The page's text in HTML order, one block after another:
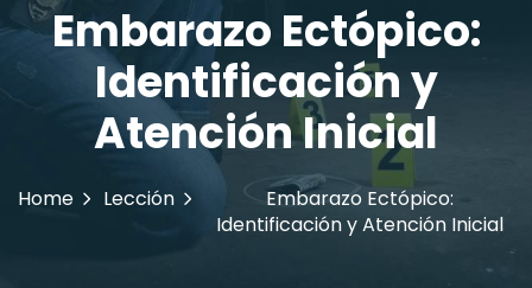
Embarazo Ectópico:
Identificación y
Atención Inicial
Home Lección
Embarazo Ectópico:
Identificación y Atención Inicial